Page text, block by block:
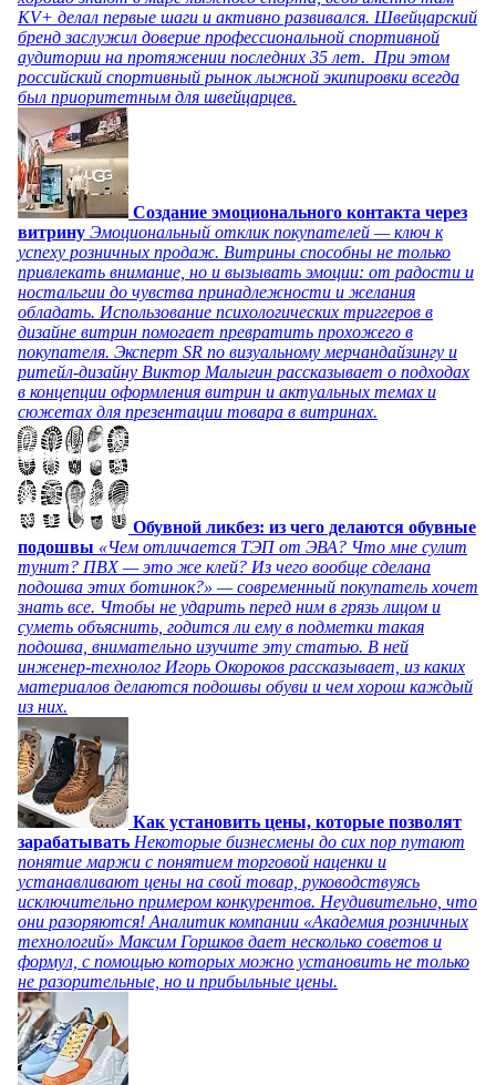
KV+ делал первые шаги и активно развивался. Швейцарский
бренд заслужил доверие профессиональной спортивной
аудитории на протяжении последних 35 лет. При этом
российский спортивный рынок лыжной экипировки всегда
был приоритетным для швейцарцев.
Создание эмоционального контакта через
витрину Эмоциональный отклик покупателей — ключ к
успеху розничных продаж. Витрины способны не только
привлекать внимание, но и вызывать эмоции: от радости и
ностальгии до чувства принадлежности и желания
обладать. Использование психологических триггеров в
дизайне витрин помогает превратить прохожего в
покупателя. Эксперт SR по визуальному мерчандайзингу и
ритейл-дизайну Виктор Малыгин рассказывает о подходах
в концепции оформления витрин и актуальных темах и
сюжетах для презентации товара в витринах.
Обувной ликбез: из чего делаются обувные
подошвы «Чем отличается ТЭП от ЭВА? Что мне сулит
тунит? ПВХ — это же клей? Из чего вообще сделана
подошва этих ботинок?» — современный покупатель хочет
знать все. Чтобы не ударить перед ним в грязь лицом и
суметь объяснить, годится ли ему в подметки такая
подошва, внимательно изучите эту статью. В ней
инженер-технолог Игорь Окороков рассказывает, из каких
материалов делаются подошвы обуви и чем хорош каждый
из них.
Как установить цены, которые позволят
зарабатывать Некоторые бизнесмены до сих пор путают
понятие маржи с понятием торговой наценки и
устанавливают цены на свой товар, руководствуясь
исключительно примером конкурентов. Неудивительно, что
они разоряются! Аналитик компании «Академия розничных
технологий» Максим Горшков дает несколько советов и
формул, с помощью которых можно установить не только
не разорительные, но и прибыльные цены.